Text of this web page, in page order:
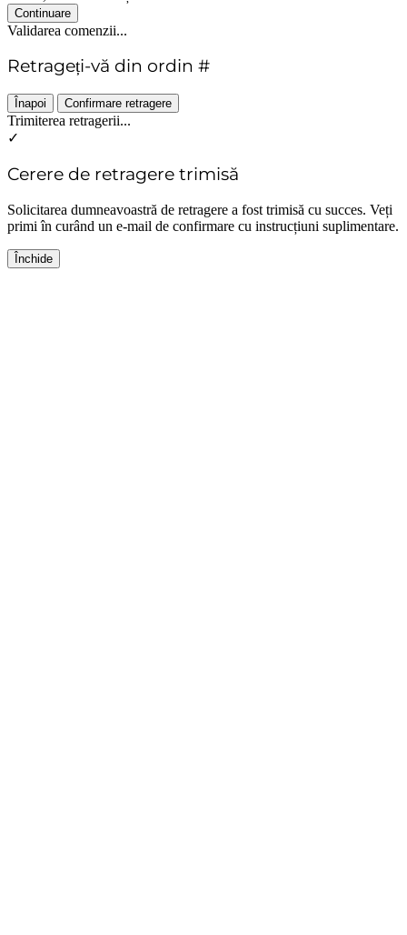
Continuare
Validarea comenzii...
Retrageți-vă din ordin #
Înapoi Confirmare retragere
Trimiterea retragerii...
✓
Cerere de retragere trimisă
Solicitarea dumneavoastră de retragere a fost trimisă cu succes. Veți
primi în curând un e-mail de confirmare cu instrucțiuni suplimentare.
Închide